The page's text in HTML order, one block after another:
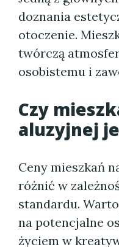
doznania
otoczenie.
twórczą
osobistemu i
Czy
aluzyjnej
Ceny mieszkań
różnić w
standardu.
na potencjalne
życiem w